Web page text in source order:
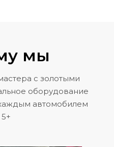
мы
с золотыми
оборудование
автомобилем